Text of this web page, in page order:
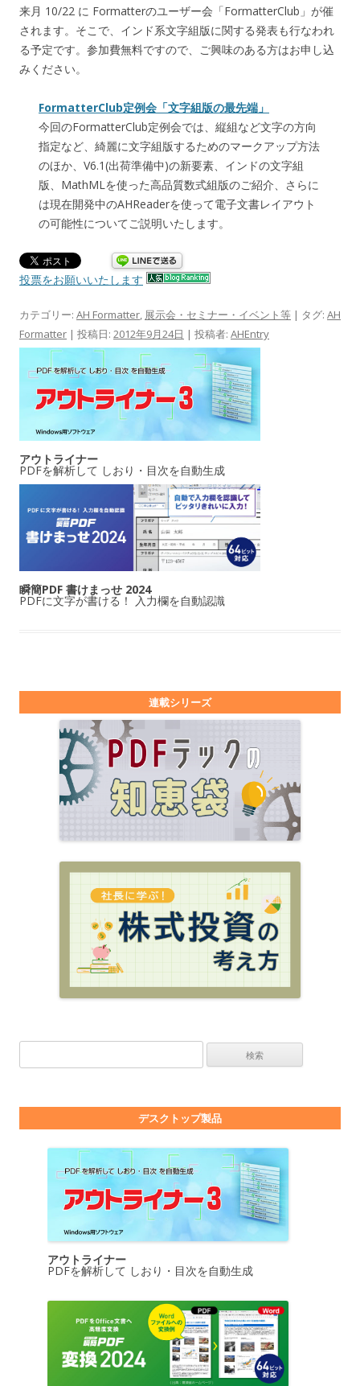
来月 10/22 に Formatterのユーザー会「FormatterClub」が催
されます。そこで、インド系文字組版に関する発表も行なわれ
る予定です。参加費無料ですので、ご興味のある方はお申し込
みください。
FormatterClub定例会「文字組版の最先端」
今回のFormatterClub定例会では、縦組など文字の方向
指定など、綺麗に文字組版するためのマークアップ方法
のほか、V6.1(出荷準備中)の新要素、インドの文字組
版、MathMLを使った高品質数式組版のご紹介、さらに
は現在開発中のAHReaderを使って電子文書レイアウト
の可能性についてご説明いたします。
投票をお願いいたします
カテゴリー: AH Formatter, 展示会・セミナー・イベント等 | タグ: AH
Formatter | 投稿日: 2012年9月24日 | 投稿者: AHEntry
アウトライナー
PDFを解析して しおり・目次を自動生成
瞬簡PDF 書けまっせ 2024
PDFに文字が書ける！ 入力欄を自動認識
連載シリーズ
デスクトップ製品
アウトライナー
PDFを解析して しおり・目次を自動生成